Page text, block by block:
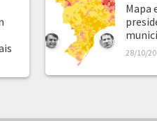
Mapa
28/10/